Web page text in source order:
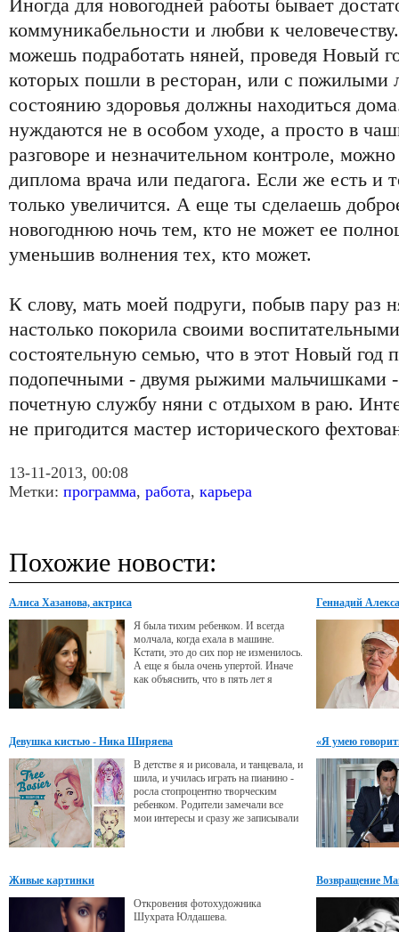
Иногда для новогодней работы бывает
коммуникабельности и любви к
можешь подработать няней, проведя Новый
которых пошли в ресторан, или с пожилыми
состоянию здоровья должны находиться
нуждаются не в особом уходе, а просто в
разговоре и незначительном контроле,
диплома врача или педагога. Если же есть и
только увеличится. А еще ты сделаешь
новогоднюю ночь тем, кто не может ее
уменьшив волнения тех, кто может.
К слову, мать моей подруги, побыв пару раз
настолько покорила своими
состоятельную семью, что в этот Новый год
подопечными - двумя рыжими мальчишками -
почетную службу няни с отдыхом в раю.
не пригодится мастер исторического
13-11-2013, 00:08
Метки: программа, работа, карьера
Похожие новости:
Алиса Хазанова, актриса
Я была тихим ребенком. И всегда
молчала, когда ехала в машине.
Кстати, это до сих пор не изменилось.
А еще я была очень упертой. Иначе
как объяснить, что в пять лет я
растягивать шпагат по несколько
часов в день.
Геннадий
Девушка кистью - Ника Ширяева
В детстве я и рисовала, и танцевала, и
шила, и училась играть на пианино -
росла стопроцентно творческим
ребенком. Родители замечали все
мои интересы и сразу же записывали
удивительно красивыми
иллюстрациями фей, русалок и т.д.
Книжка меня
«Я умею
Живые картинки
Откровения фотохудожника
Шухрата Юлдашева.
Возвращение